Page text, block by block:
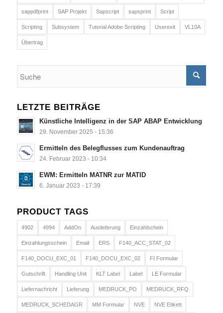
sappdfprint SAP Projekt Sapscript sapsprint Script
Scripting Subsystem Tutorial Adobe Scripting Userexit VL10A
Übertrag
LETZTE BEITRÄGE
Künstliche Intelligenz in der SAP ABAP Entwicklung
29. November 2025 - 15:36
Ermitteln des Belegflusses zum Kundenauftrag
24. Februar 2023 - 10:34
EWM: Ermitteln MATNR zur MATID
6. Januar 2023 - 17:39
PRODUCT TAGS
4902 4994 AddOn Auslieferung Einzahlschein
Einzahlungsschein Email ERS F140_ACC_STAT_02
F140_DOCU_EXC_01 F140_DOCU_EXC_02 FI Formular
Gutschrift Handling Unit KLT Label Label LE Formular
Liefernachricht Lieferung MEDRUCK_PO MEDRUCK_RFQ
MEDRUCK_SCHEDAGR MM Formular NVE NVE Etikett